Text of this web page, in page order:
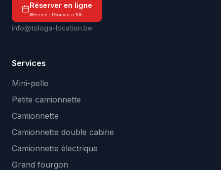
Réserver en ligne
Fermé · Réouvre à 10h
info@tologa-location.be
Services
Mini-pelle
Petite camionnette
Camionnette
Camionnette double cabine
Camionnette électrique
Grand fourgon